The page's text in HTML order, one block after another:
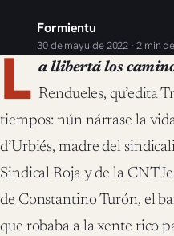
Formientu
30 de mayu de 2022 · 2 min
L a llibertá los
Rendueles, qu’edita
tiempos: nún nárrase la
d’Urbiés, madre del
Sindical Roja y de la CNT
de Constantino Turón, el
que robaba a la xente rico